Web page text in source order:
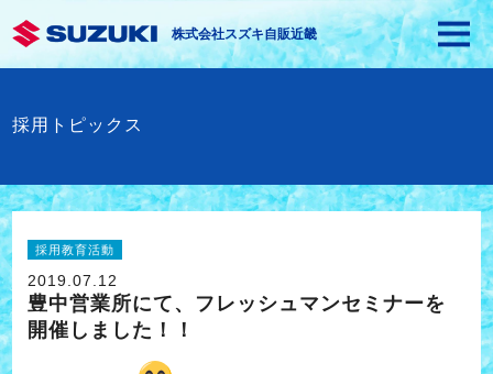
株式会社スズキ自販近畿
採用トピックス
採用教育活動
2019.07.12
豊中営業所にて、フレッシュマンセミナーを
開催しました！！